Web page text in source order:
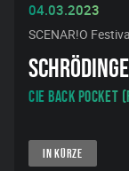
04.03.2023
SCENAR!O
Cie Back Pocket
IN KÜRZE